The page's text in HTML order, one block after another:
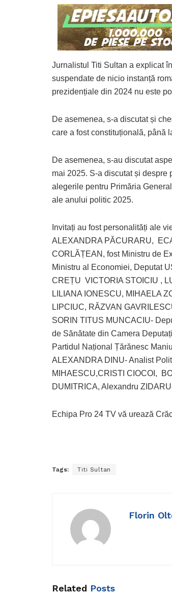
Jurnalistul Titi Sultan a explicat
suspendate de nicio instanță
prezidențiale din 2024 nu este
De asemenea, s-a discutat și
care a fost constituțională, până
De asemenea, s-au discutat
mai 2025. S-a discutat și
alegerile pentru Primăria
ale anului politic 2025.
Invitați au fost personalități ale
ALEXANDRA PĂCURARU,
CORLĂȚEAN, fost Ministru de
Ministru al Economiei, Deputat
CREȚU VICTORIA STOICIU ,
LILIANA IONESCU, MIHAELA
LIPCIUC, RĂZVAN
SORIN TITUS MUNCACIU-
de Sănătate din Camera
Partidul Național Țărănesc
ALEXANDRA DINU- Analist
MIHAESCU,CRISTI CIOCOI,
DUMITRICA, Alexandru
Echipa Pro 24 TV vă urează
Tags: Titi Sultan
Florin
Related Posts